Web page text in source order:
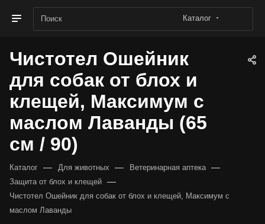
Каталог
Чистотел Ошейник
для собак от блох и
клещей, Максимум с
маслом Лаванды (65
см / 90)
Каталог — Для животных — Ветеринарная аптека —
Защита от блох и клещей —
Чистотел Ошейник для собак от блох и клещей, Максимум с
маслом Лаванды